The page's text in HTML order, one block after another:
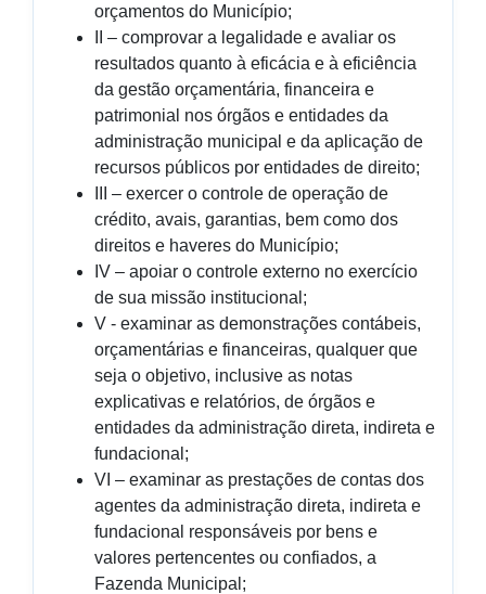
orçamentos do Município;
II – comprovar a legalidade e avaliar os
resultados quanto à eficácia e à eficiência
da gestão orçamentária, financeira e
patrimonial nos órgãos e entidades da
administração municipal e da aplicação de
recursos públicos por entidades de direito;
III – exercer o controle de operação de
crédito, avais, garantias, bem como dos
direitos e haveres do Município;
IV – apoiar o controle externo no exercício
de sua missão institucional;
V - examinar as demonstrações contábeis,
orçamentárias e financeiras, qualquer que
seja o objetivo, inclusive as notas
explicativas e relatórios, de órgãos e
entidades da administração direta, indireta e
fundacional;
VI – examinar as prestações de contas dos
agentes da administração direta, indireta e
fundacional responsáveis por bens e
valores pertencentes ou confiados, a
Fazenda Municipal;